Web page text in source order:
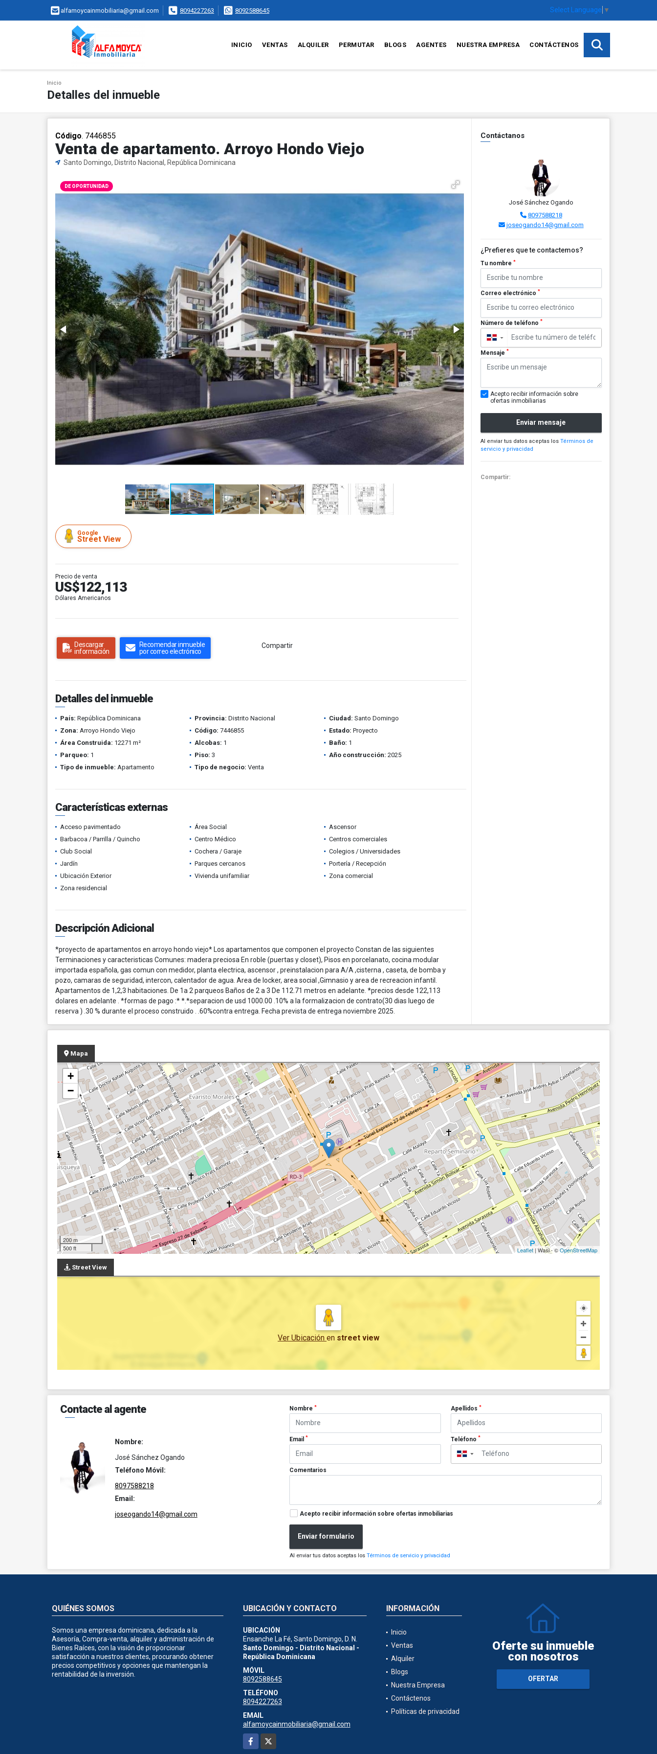
alfamoycainmobiliaria@gmail.com 8094227263 8092588645 Select Language ▼
INICIO VENTAS ALQUILER PERMUTAR BLOGS AGENTES NUESTRA EMPRESA CONTÁCTENOS
Inicio
Detalles del inmueble
Código. 7446855
Venta de apartamento. Arroyo Hondo Viejo
Santo Domingo, Distrito Nacional, República Dominicana
DE OPORTUNIDAD
Google
Street View
Precio de venta
US$122,113
Dólares Americanos
Descargar
información
Recomendar inmueble
por correo electrónico
Compartir
Detalles del inmueble
País: República Dominicana Provincia: Distrito Nacional Ciudad: Santo Domingo
Zona: Arroyo Hondo Viejo Código: 7446855 Estado: Proyecto
Área Construida: 12271 m² Alcobas: 1 Baño: 1
Parqueo: 1 Piso: 3 Año construcción: 2025
Tipo de inmueble: Apartamento Tipo de negocio: Venta
Características externas
Acceso pavimentado Área Social
Ascensor
Barbacoa / Parrilla / Quincho
Centro Médico
Centros comerciales
Club Social
Cochera / Garaje
Colegios / Universidades
Jardín
Parques cercanos
Portería / Recepción
Ubicación Exterior
Vivienda unifamiliar
Zona comercial
Zona residencial
Descripción Adicional
*proyecto de apartamentos en arroyo hondo viejo* Los apartamentos que componen el proyecto Constan de las siguientes
Terminaciones y caracteristicas Comunes: madera preciosa En roble (puertas y closet), Pisos en porcelanato, cocina modular
importada española, gas comun con medidor, planta electrica, ascensor , preinstalacion para A/A ,cisterna , caseta, de bomba y
pozo, camaras de seguridad, intercon, calentador de agua. Area de locker, area social ,Gimnasio y area de recreacion infantil.
Apartamentos de 1,2,3 habitaciones. De 1a 2 parqueos Baños de 2 a 3 De 112.71 metros en adelante. *precios desde 122,113
dolares en adelante . *formas de pago :* *.*separacion de usd 1000.00 .10% a la formalizacion de contrato(30 dias luego de
reserva ) .30 % durante el proceso construido . .60%contra entrega. Fecha prevista de entrega noviembre 2025.
Contáctanos
José Sánchez Ogando
8097588218
joseogando14@gmail.com
¿Prefieres que te contactemos?
Tu nombre *
Correo electrónico *
Número de teléfono *
▼
Mensaje *
Acepto recibir información sobre
ofertas inmobiliarias
Enviar mensaje
Al enviar tus datos aceptas los Términos de
servicio y privacidad
Compartir:
Mapa
+
−
200 m
500 ft
Leaflet| Wasi - ©OpenStreetMap
Street View
Ver Ubicación en street view
Contacte al agente
Nombre:
José Sánchez Ogando
Teléfono Móvil:
8097588218
Email:
joseogando14@gmail.com
Nombre* Apellidos *
Email* Teléfono *
▼
Comentarios
Acepto recibir información sobre ofertas inmobiliarias
Enviar formulario
Al enviar tus datos aceptas losTérminos de servicio y privacidad
QUIÉNES SOMOS
Somos una empresa dominicana, dedicada a la
Asesoría, Compra-venta, alquiler y administración de
Bienes Raíces, con la visión de proporcionar
satisfacción a nuestros clientes, procurando obtener
precios competitivos y opciones que mantengan la
rentabilidad de la inversión.
UBICACIÓN Y CONTACTO
UBICACIÓN
Ensanche La Fé, Santo Domingo, D. N.
Santo Domingo - Distrito Nacional -
República Dominicana
MÓVIL
8092588645
TELÉFONO
8094227263
EMAIL
alfamoycainmobiliaria@gmail.com
Facebook
INFORMACIÓN
Inicio
Ventas
Alquiler
Blogs
Nuestra Empresa
Contáctenos
Políticas de privacidad
Oferte su inmueble
con nosotros
OFERTAR